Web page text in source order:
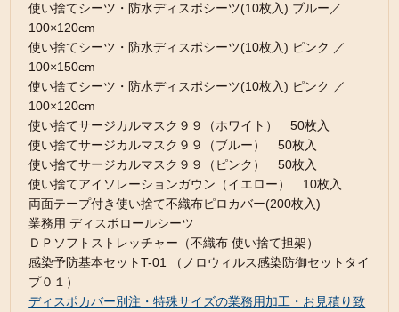
使い捨てシーツ・防水ディスポシーツ(10枚入) ブルー／
100×120cm
使い捨てシーツ・防水ディスポシーツ(10枚入) ピンク ／
100×150cm
使い捨てシーツ・防水ディスポシーツ(10枚入) ピンク ／
100×120cm
使い捨てサージカルマスク９９（ホワイト） 50枚入
使い捨てサージカルマスク９９（ブルー） 50枚入
使い捨てサージカルマスク９９（ピンク） 50枚入
使い捨てアイソレーションガウン（イエロー） 10枚入
両面テープ付き使い捨て不織布ピロカバー(200枚入)
業務用 ディスポロールシーツ
ＤＰソフトストレッチャー（不織布 使い捨て担架）
感染予防基本セットT-01 （ノロウィルス感染防御セットタイ
プ０１）
ディスポカバー別注・特殊サイズの業務用加工・お見積り致